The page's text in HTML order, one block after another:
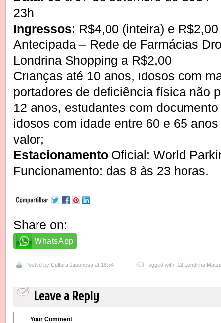
23h
Ingressos: R$4,00 (inteira) e
Antecipada – Rede de Farmácias
Londrina Shopping a R$2,00
Crianças até 10 anos, idosos com
portadores de deficiência física não
12 anos, estudantes com
idosos com idade entre 60 e 65
valor;
Estacionamento Oficial: World
Funcionamento: das 8 às 23 horas.
Share on:
WhatsApp
Posted by Cultura Japonesa at 18:54 Tagged with: 12 Londrina
Leave a Reply
Your Comment